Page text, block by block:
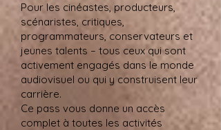
Pour les cinéastes, producteurs,
scénaristes, critiques,
programmateurs, conservateurs et
jeunes talents – tous ceux qui sont
activement engagés dans le monde
audiovisuel ou qui y construisent leur
carrière.
Ce pass vous donne un accès
complet à toutes les activités